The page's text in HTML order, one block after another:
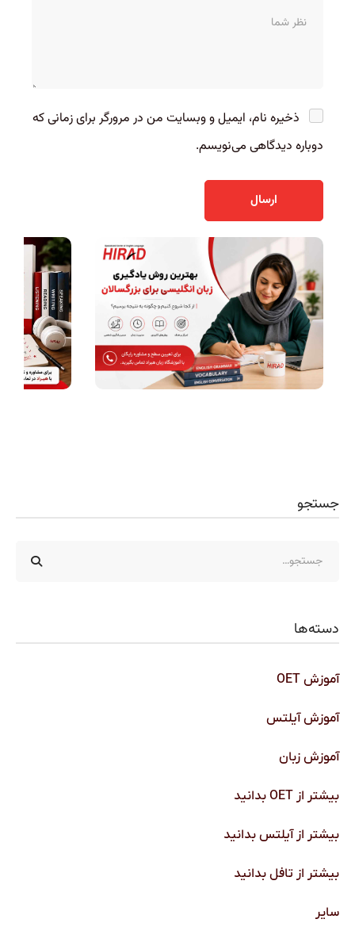
ذخیره نام، ایمیل و وبسایت من در مرورگر برای زمانی که
دوباره دیدگاهی می‌نویسم.
جستجو
دسته‌ها
آموزش OET
آموزش آیلتس
آموزش زبان
بیشتر از OET بدانید
بیشتر از آیلتس بدانید
بیشتر از تافل بدانید
سایر